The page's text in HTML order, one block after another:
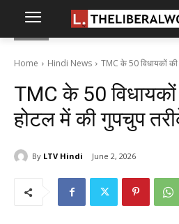
Home Hindi News TMC के 50 विधायकों
TMC के 50 विधायकों
होटल में की गुपचुप
By LTV Hindi June 2, 2026